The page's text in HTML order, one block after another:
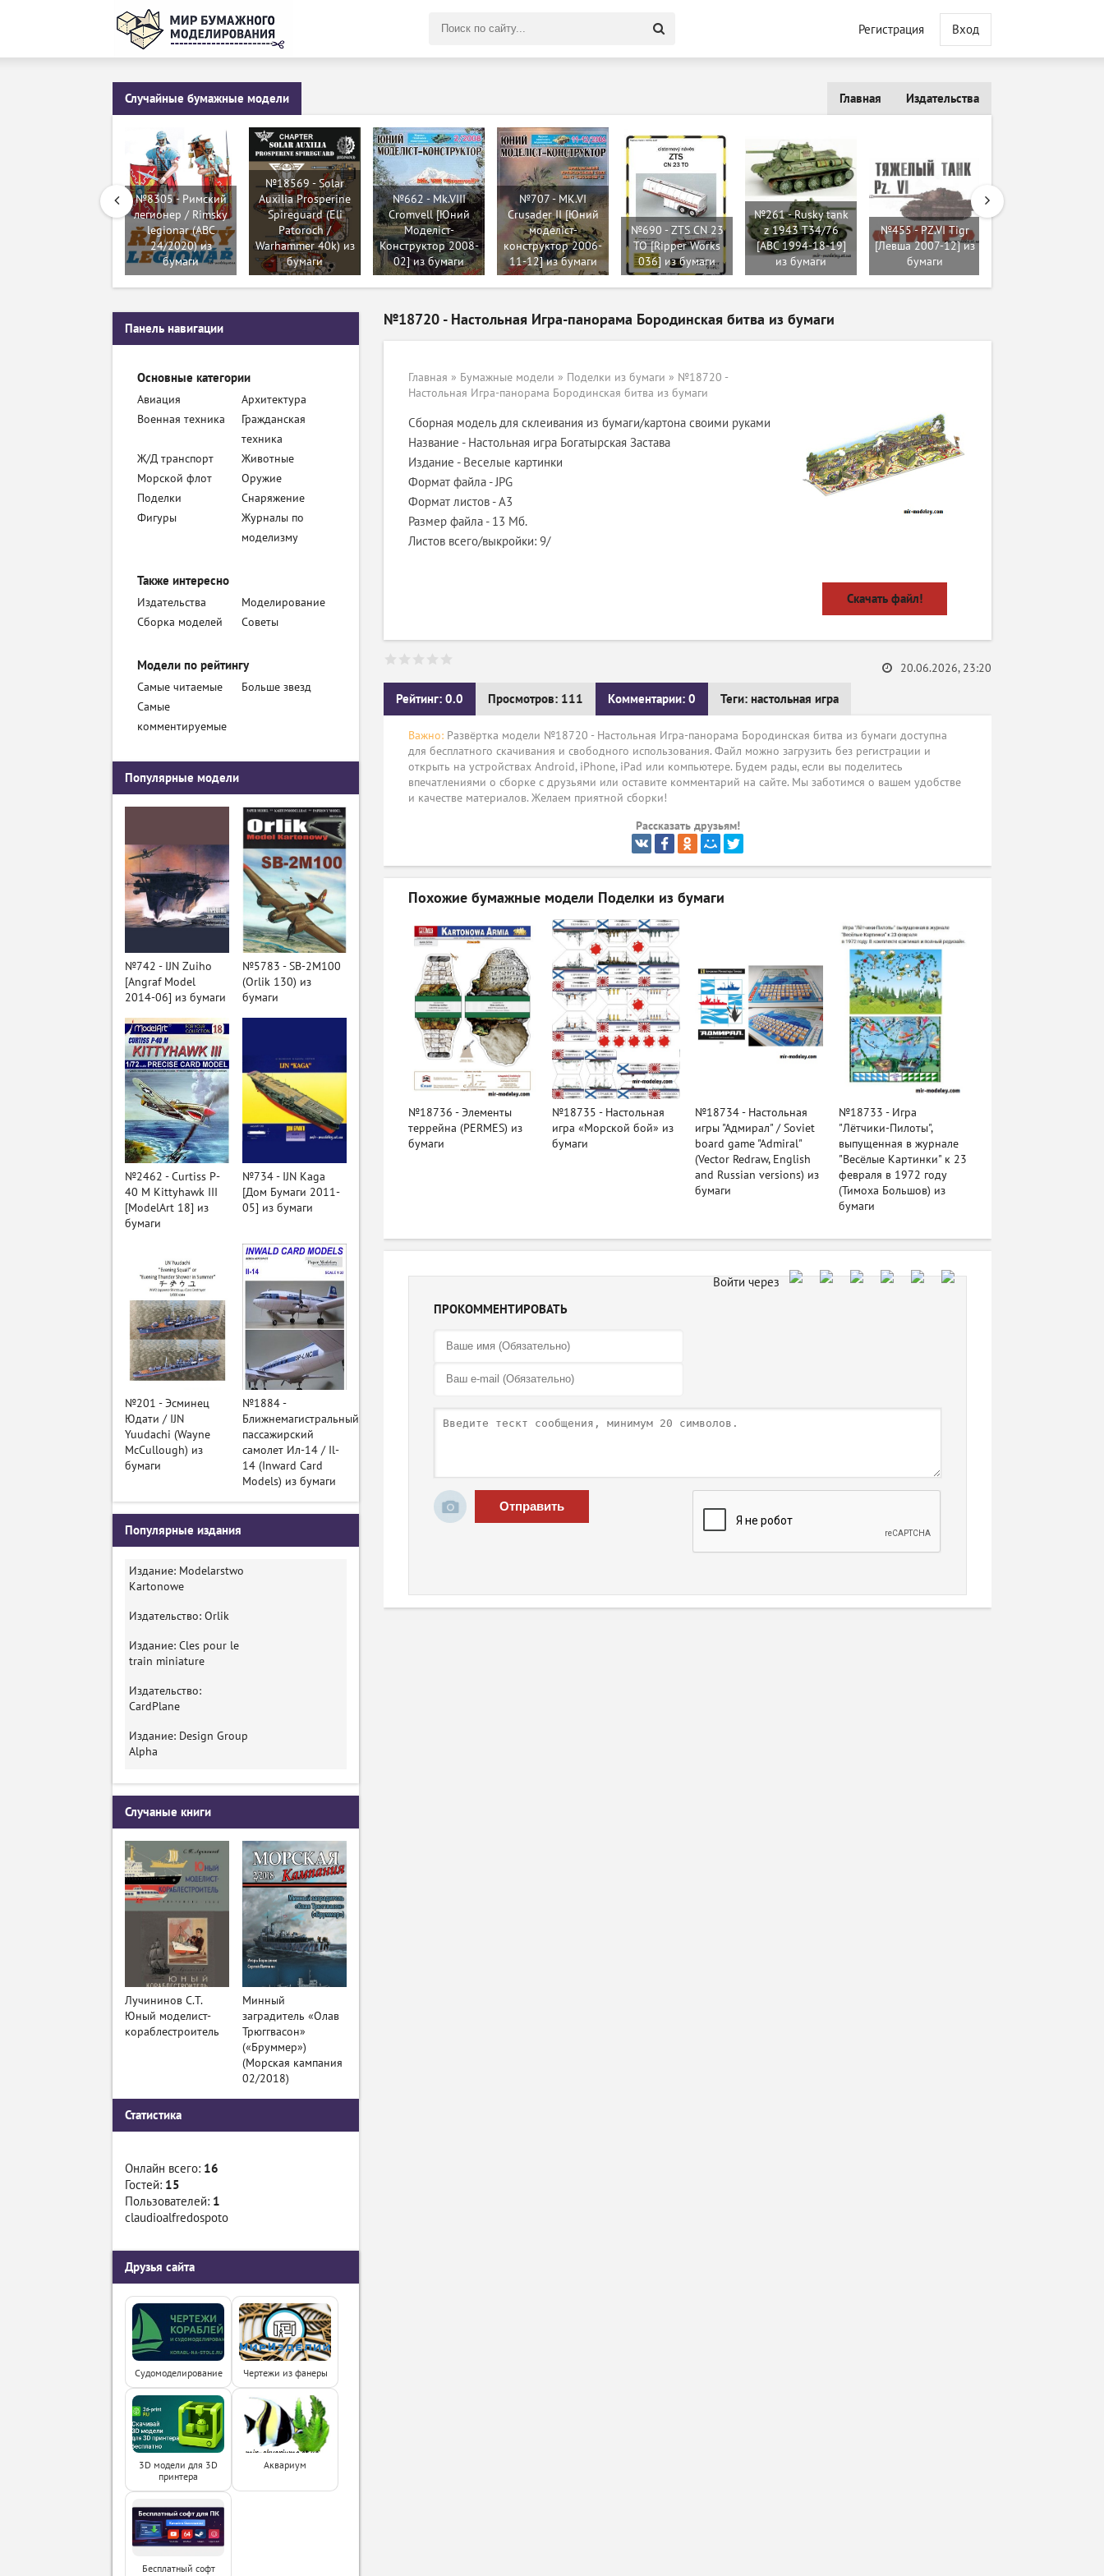
Регистрация Вход
Случайные бумажные модели Издательства
Главная
№8305 - Римский
легионер / Rimsky
legionar (ABC
24/2020) из
бумаги
№18569 - Solar
Auxilia Prosperine
Spireguard (Eli
Patoroch /
Warhammer 40k) из
бумаги
№662 - Mk.VIII
Cromvell [Юний
Моделіст-
Конструктор 2008-
02] из бумаги
№707 - MK.VI
Crusader II [Юний
моделіст-
конструктор 2006-
11-12] из бумаги
№690 - ZTS CN 23
TO [Ripper Works
036] из бумаги
№261 - Rusky tank
z 1943 T34/76
[ABC 1994-18-19]
из бумаги
№455 - PZ.VI Tigr
[Левша 2007-12] из
бумаги
№18720 - Настольная Игра-панорама Бородинская битва из бумаги
Главная » Бумажные модели » Поделки из бумаги » №18720 -
Настольная Игра-панорама Бородинская битва из бумаги
Сборная модель для склеивания из бумаги/картона своими руками
Название - Настольная игра Богатырская Застава
Издание - Веселые картинки
Формат файла - JPG
Формат листов - A3
Размер файла - 13 Мб.
Листов всего/выкройки: 9/
Скачать файл!
Рейтинг: 0.0 Просмотров: 111 Комментарии: 0 Теги: настольная игра
20.06.2026, 23:20
Важно: Развёртка модели №18720 - Настольная Игра-панорама Бородинская битва из бумаги доступна
для бесплатного скачивания и свободного использования. Файл можно загрузить без регистрации и
открыть на устройствах Android, iPhone, iPad или компьютере. Будем рады, если вы поделитесь
впечатлениями о сборке с друзьями или оставите комментарий на сайте. Мы заботимся о вашем удобстве
и качестве материалов. Желаем приятной сборки!
Рассказать друзьям!
Похожие бумажные модели Поделки из бумаги
№18736 - Элементы
террейна (PERMES) из
бумаги
№18735 - Настольная
игра «Морской бой» из
бумаги
№18734 - Настольная
игры "Адмирал" / Soviet
board game "Admiral"
(Vector Redraw, English
and Russian versions) из
бумаги
№18733 - Игра
"Лётчики-Пилоты",
выпущенная в журнале
"Весёлые Картинки" к 23
февраля в 1972 году
(Тимоха Большов) из
бумаги
ПРОКОММЕНТИРОВАТЬ
Отправить
Панель навигации
Основные категории
Авиация
Архитектура
Военная техника
Гражданская
техника
Ж/Д транспорт
Животные
Морской флот
Оружие
Поделки
Снаряжение
Фигуры
Журналы по
моделизму
Также интересно
Издательства
Моделирование
Сборка моделей
Советы
Модели по рейтингу
Самые читаемые
Больше звезд
Самые
комментируемые
Популярные модели
№742 - IJN Zuiho
[Angraf Model
2014-06] из бумаги
№5783 - SB-2M100
(Orlik 130) из
бумаги
№2462 - Curtiss P-
40 M Kittyhawk III
[ModelArt 18] из
бумаги
№734 - IJN Kaga
[Дом Бумаги 2011-
05] из бумаги
№201 - Эсминец
Юдати / IJN
Yuudachi (Wayne
McCullough) из
бумаги
№1884 -
Ближнемагистральный
пассажирский
самолет Ил-14 / Il-
14 (Inward Card
Models) из бумаги
Популярные издания
Издание: Modelarstwo
Kartonowe
Издательство: Orlik
Издание: Cles pour le
train miniature
Издательство:
CardPlane
Издание: Design Group
Alpha
Случаные книги
Лучининов С.Т.
Юный моделист-
кораблестроитель
Минный
заградитель «Олав
Трюггвасон»
(«Бруммер»)
(Морская кампания
02/2018)
Статистика
Онлайн всего: 16
Гостей: 15
Пользователей: 1
claudioalfredospoto
Друзья сайта
Судомоделирование Чертежи из фанеры
3D модели для 3D
принтера
Аквариум
Бесплатный софт